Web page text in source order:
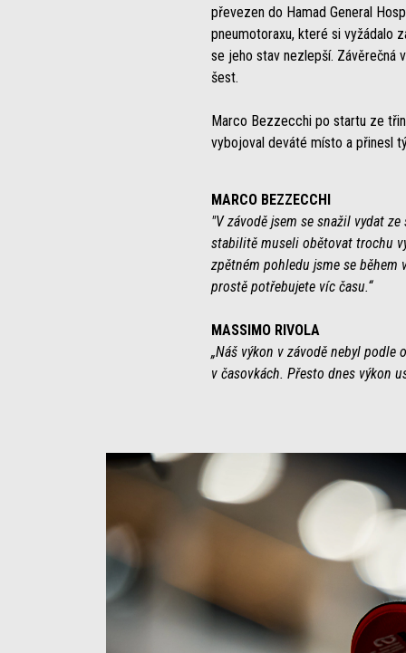
převezen do Hamad General
pneumotoraxu, které si vyžádalo
se jeho stav nezlepší. Závěrečná
šest.
Marco Bezzecchi po startu ze
vybojoval deváté místo a přinesl
MARCO BEZZECCHI
"V závodě jsem se snažil vydat
stabilitě museli obětovat trochu
zpětném pohledu jsme se
prostě potřebujete víc času.“
MASSIMO RIVOLA
„Náš výkon v závodě nebyl
v časovkách. Přesto dnes výkon